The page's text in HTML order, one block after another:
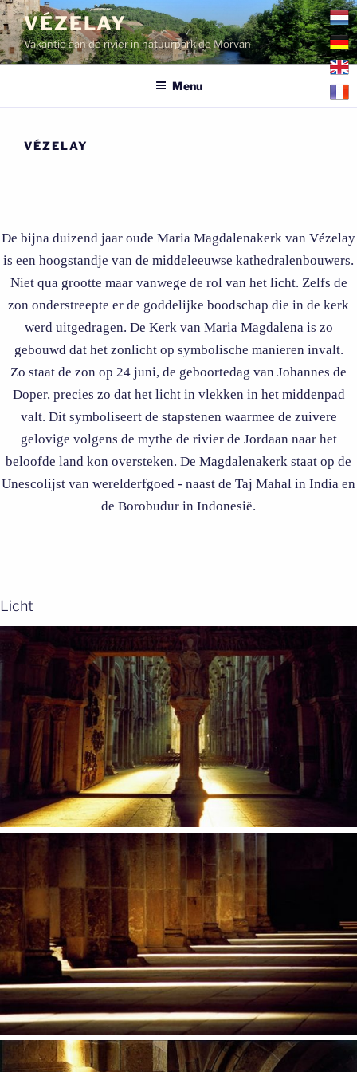
Ga
naar
de
inhoud
VÉZELAY
Vakantie aan de rivier in natuurpark de Morvan
Menu
VÉZELAY
De bijna duizend jaar oude Maria Magdalenakerk van Vézelay
is een hoogstandje van de middeleeuwse kathedralenbouwers.
Niet qua grootte maar vanwege de rol van het licht. Zelfs de
zon onderstreepte er de goddelijke boodschap die in de kerk
werd uitgedragen. De Kerk van Maria Magdalena is zo
gebouwd dat het zonlicht op symbolische manieren invalt.
Zo staat de zon op 24 juni, de geboortedag van Johannes de
Doper, precies zo dat het licht in vlekken in het middenpad
valt. Dit symboliseert de stapstenen waarmee de zuivere
gelovige volgens de mythe de rivier de Jordaan naar het
beloofde land kon oversteken. De Magdalenakerk staat op de
Unescolijst van werelderfgoed - naast de Taj Mahal in India en
de Borobudur in Indonesië.
Licht